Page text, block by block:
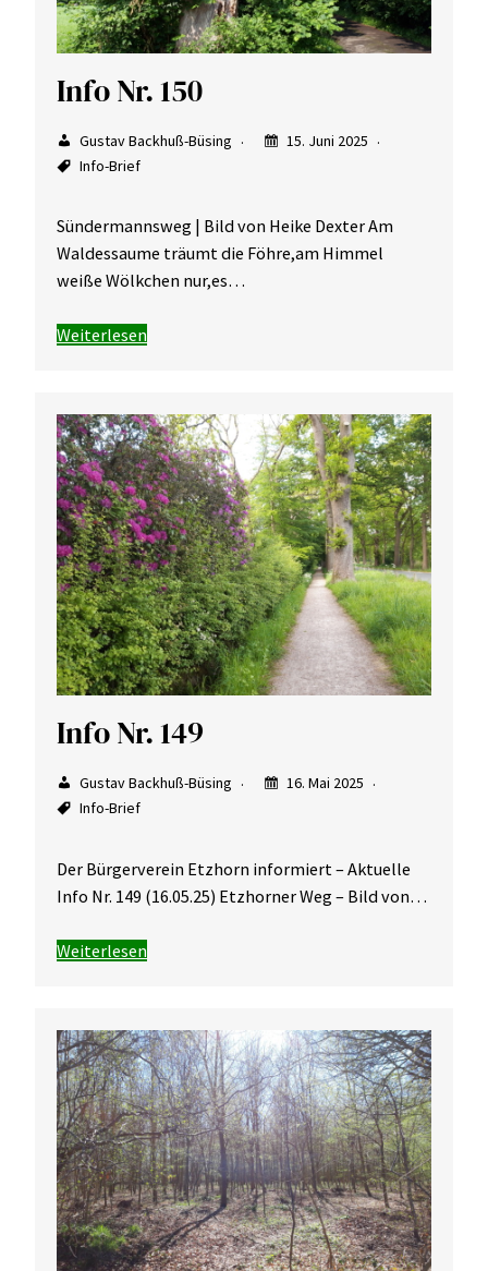
Info Nr. 150
Gustav Backhuß-Büsing
15. Juni 2025
Info-Brief
Sündermannsweg | Bild von Heike Dexter Am
Waldessaume träumt die Föhre,am Himmel
weiße Wölkchen nur,es…
Weiterlesen
Info Nr. 149
Gustav Backhuß-Büsing
16. Mai 2025
Info-Brief
Der Bürgerverein Etzhorn informiert – Aktuelle
Info Nr. 149 (16.05.25) Etzhorner Weg – Bild von…
Weiterlesen